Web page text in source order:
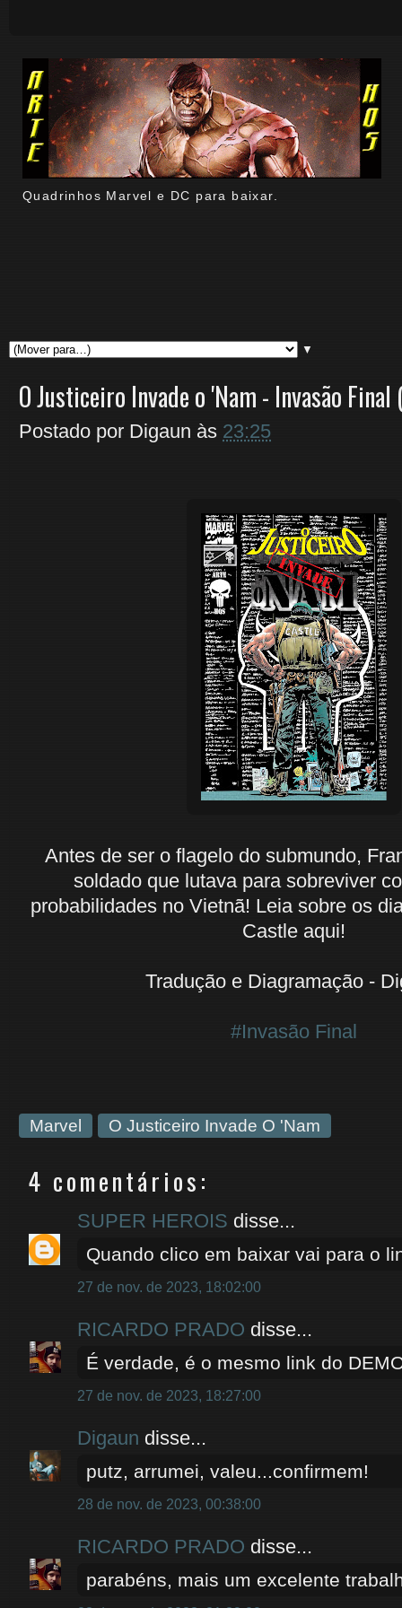
Quadrinhos Marvel e DC para baixar.
▼
O Justiceiro Invade o 'Nam - Invasão
Postado por Digaun às 23:25
Antes de ser o flagelo do submundo,
soldado que lutava para sobreviver
probabilidades no Vietnã! Leia sobre os
Castle aqui!
Tradução e Diagramação -
#Invasão Final
Marvel O Justiceiro Invade O 'Nam
4 comentários:
SUPER HEROIS disse...
Quando clico em baixar vai para o
27 de nov. de 2023, 18:02:00
RICARDO PRADO disse...
É verdade, é o mesmo link do
27 de nov. de 2023, 18:27:00
Digaun disse...
putz, arrumei, valeu...confirmem!
28 de nov. de 2023, 00:38:00
RICARDO PRADO disse...
parabéns, mais um excelente